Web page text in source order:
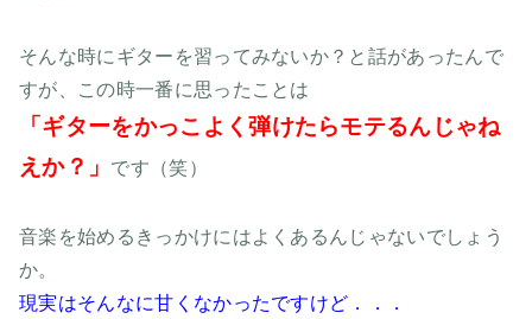
そんな時にギターを習ってみないか？と話があったんで
すが、この時一番に思ったことは
「ギターをかっこよく弾けたらモテるんじゃね
えか？」
です（笑）
音楽を始めるきっかけにはよくあるんじゃないでしょう
か。
現実はそんなに甘くなかったですけど．．．